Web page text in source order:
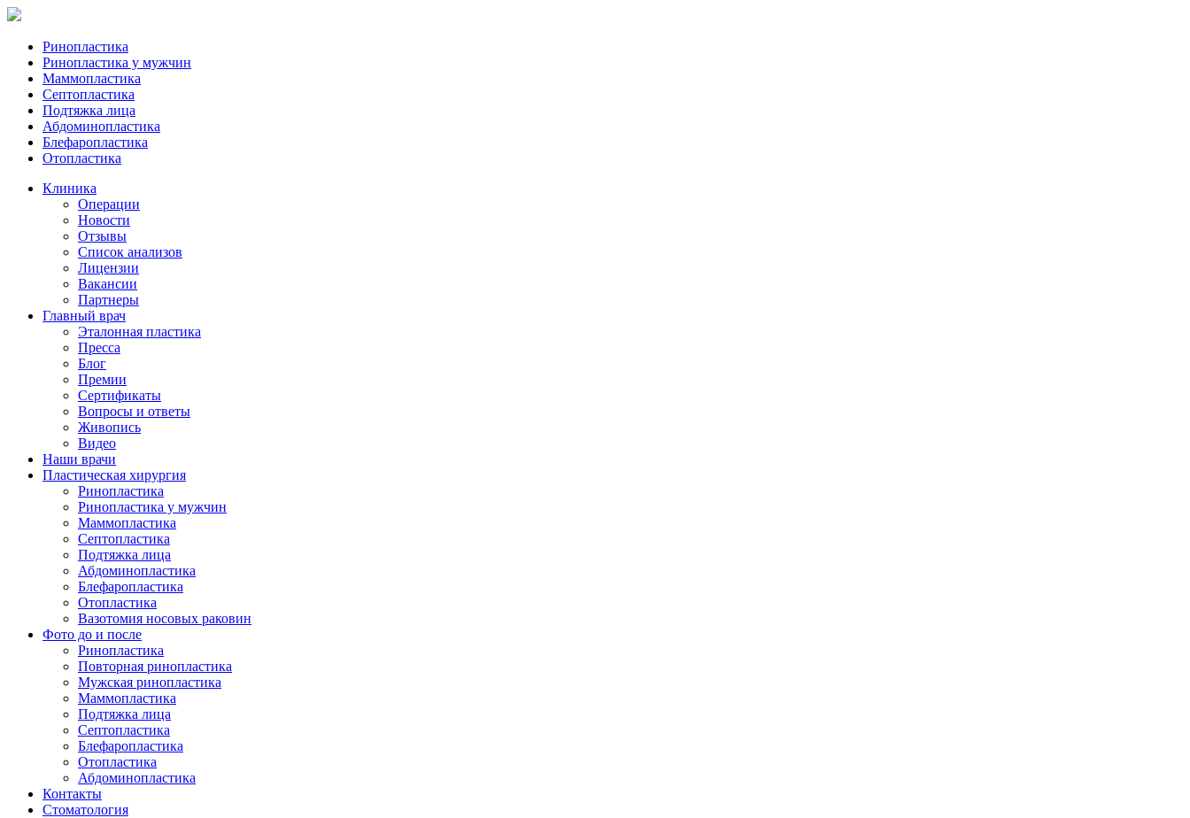
Ринопластика
Ринопластика у мужчин
Маммопластика
Септопластика
Подтяжка лица
Абдоминопластика
Блефаропластика
Отопластика
Клиника
Операции
Новости
Отзывы
Список анализов
Лицензии
Вакансии
Партнеры
Главный врач
Эталонная пластика
Пресса
Блог
Премии
Сертификаты
Вопросы и ответы
Живопись
Видео
Наши врачи
Пластическая хирургия
Ринопластика
Ринопластика у мужчин
Маммопластика
Септопластика
Подтяжка лица
Абдоминопластика
Блефаропластика
Отопластика
Вазотомия носовых раковин
Фото до и после
Ринопластика
Повторная ринопластика
Мужская ринопластика
Маммопластика
Подтяжка лица
Септопластика
Блефаропластика
Отопластика
Абдоминопластика
Контакты
Стоматология